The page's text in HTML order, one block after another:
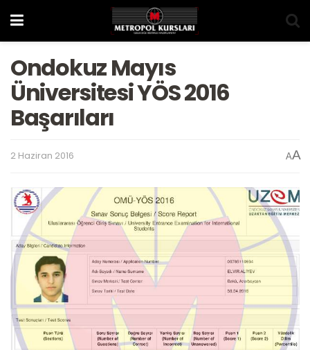
Ondokuz Mayıs
Üniversitesi YÖS 2016
Başarıları
2 Haziran 2016 AA